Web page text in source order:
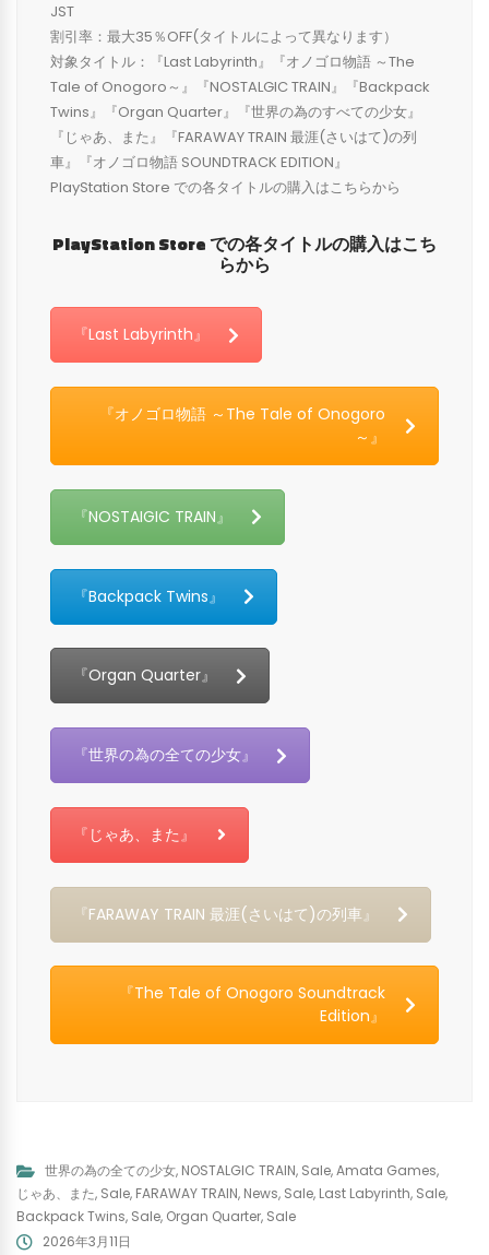
JST
割引率：最大35％OFF(タイトルによって異なります）
対象タイトル：『Last Labyrinth』『オノゴロ物語 ～The
Tale of Onogoro～』『NOSTALGIC TRAIN』『Backpack
Twins』『Organ Quarter』『世界の為のすべての少女』
『じゃあ、また』『FARAWAY TRAIN 最涯(さいはて)の列
車』『オノゴロ物語 SOUNDTRACK EDITION』
PlayStation Store での各タイトルの購入はこちらから
PlayStationStoreでの各タイトルの購入はこち
らから
『Last Labyrinth』
『オノゴロ物語 ～The Tale of Onogoro
～』
『NOSTAIGIC TRAIN』
『Backpack Twins』
『Organ Quarter』
『世界の為の全ての少女』
『じゃあ、また』
『FARAWAY TRAIN 最涯(さいはて)の列車』
『The Tale of Onogoro Soundtrack
Edition』
世界の為の全ての少女, NOSTALGIC TRAIN, Sale,Amata Games,
じゃあ、また, Sale, FARAWAY TRAIN, News, Sale, Last Labyrinth, Sale,
Backpack Twins, Sale, Organ Quarter, Sale
2026年3月11日